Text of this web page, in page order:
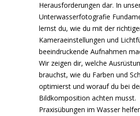
Herausforderungen dar. In
Unterwasserfotografie
lernst du, wie du mit der
Kameraeinstellungen und
beeindruckende Aufnahmen
Wir zeigen dir, welche
brauchst, wie du Farben und
optimierst und worauf du bei
Bildkomposition achten musst.
Praxisübungen im Wasser